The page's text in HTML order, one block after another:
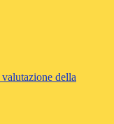
della